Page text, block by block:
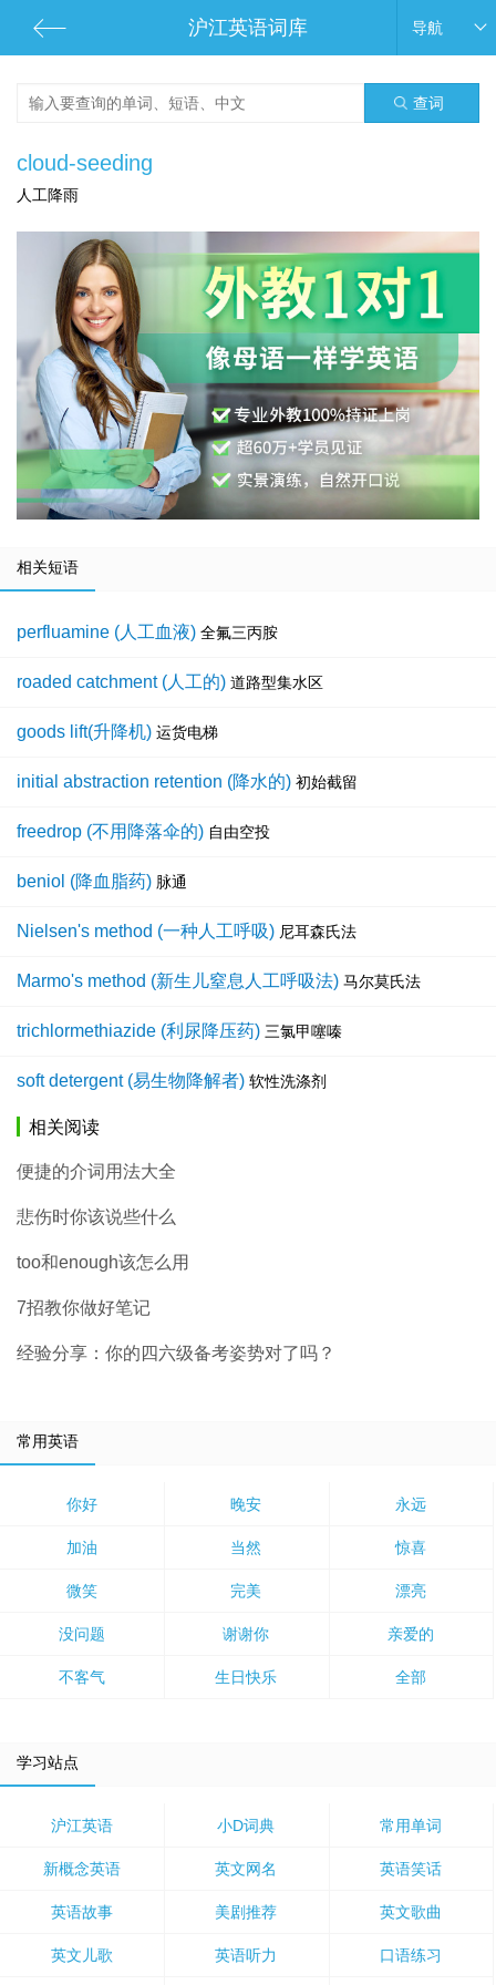
沪江英语词库 导航
查词
cloud-seeding
人工降雨
相关短语
perfluamine (人工血液) 全氟三丙胺
roaded catchment (人工的) 道路型集水区
goods lift(升降机) 运货电梯
initial abstraction retention (降水的) 初始截留
freedrop (不用降落伞的) 自由空投
beniol (降血脂药) 脉通
Nielsen's method (一种人工呼吸) 尼耳森氏法
Marmo's method (新生儿窒息人工呼吸法) 马尔莫氏法
trichlormethiazide (利尿降压药) 三氯甲噻嗪
soft detergent (易生物降解者) 软性洗涤剂
相关阅读
便捷的介词用法大全
悲伤时你该说些什么
too和enough该怎么用
7招教你做好笔记
经验分享：你的四六级备考姿势对了吗？
常用英语
你好 晚安 永远
加油 当然 惊喜
微笑 完美 漂亮
没问题 谢谢你 亲爱的
不客气 生日快乐 全部
学习站点
沪江英语 小D词典 常用单词
新概念英语 英文网名 英语笑话
英语故事 美剧推荐 英文歌曲
英文儿歌 英语听力 口语练习